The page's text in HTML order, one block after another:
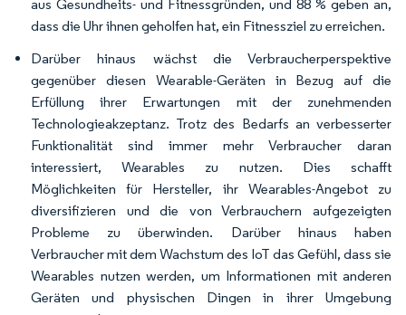
aus Gesundheits- und Fitnessgründen, und 88 % geben an,
dass die Uhr ihnen geholfen hat, ein Fitnessziel zu erreichen.
Darüber hinaus wächst die Verbraucherperspektive
gegenüber diesen Wearable-Geräten in Bezug auf die
Erfüllung ihrer Erwartungen mit der zunehmenden
Technologieakzeptanz. Trotz des Bedarfs an verbesserter
Funktionalität sind immer mehr Verbraucher daran
interessiert, Wearables zu nutzen. Dies schafft
Möglichkeiten für Hersteller, ihr Wearables-Angebot zu
diversifizieren und die von Verbrauchern aufgezeigten
Probleme zu überwinden. Darüber hinaus haben
Verbraucher mit dem Wachstum des IoT das Gefühl, dass sie
Wearables nutzen werden, um Informationen mit anderen
Geräten und physischen Dingen in ihrer Umgebung